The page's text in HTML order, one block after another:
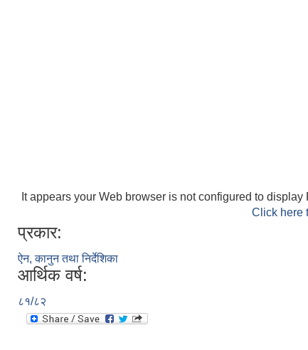
It appears your Web browser is not configured to display
Click here
प्रकार:
ऐन, कानुन तथा निर्देशिका
आर्थिक वर्ष:
८१/८२